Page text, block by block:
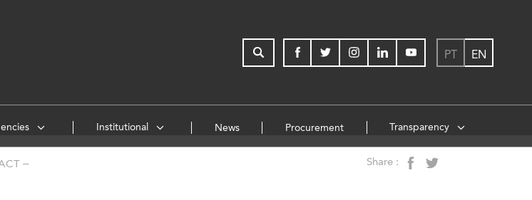
PT EN
Institutional News Procurement Transparency
–
Share :